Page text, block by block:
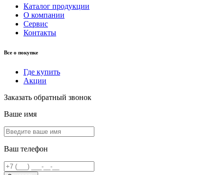
Каталог продукции
О компании
Сервис
Контакты
Все о покупке
Где купить
Акции
Заказать обратный звонок
Ваше имя
Ваш телефон